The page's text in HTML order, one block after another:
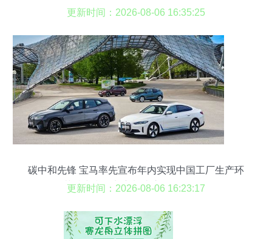
更新时间：2026-08-06 16:35:25
碳中和先锋 宝马率先宣布年内实现中国工厂生产环
节碳中和，龙舟制造惊艳融合理念
更新时间：2026-08-06 16:23:17